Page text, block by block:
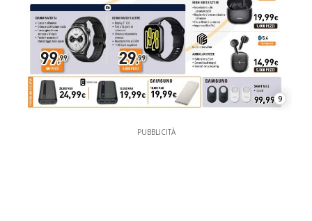
9
PUBBLICITÀ